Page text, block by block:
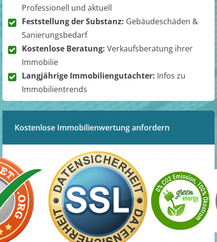
Professionell und aktuell
Feststellung der Substanz: Gebäudeschäden &
Sanierungsbedarf
Kostenlose Beratung: Verkaufsberatung ihrer
Immobilie
Langjährige Immobiliengutachter: Infos zu
Immobilientrends
Kostenlose Immobilienwertung anfordern